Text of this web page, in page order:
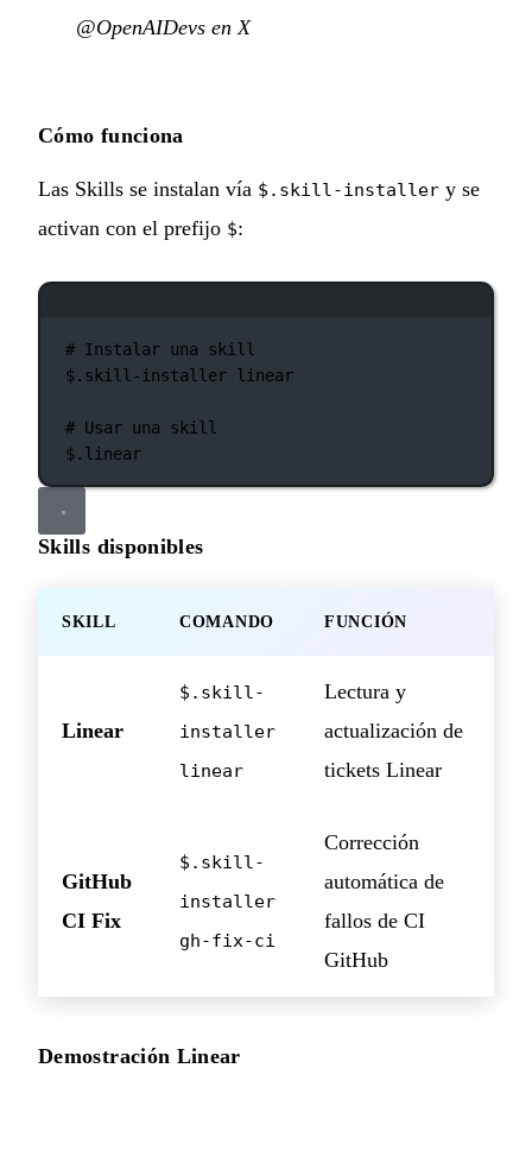
@OpenAIDevs en X
Cómo funciona
Las Skills se instalan vía $.skill-installer y se
activan con el prefijo $:
# Instalar una skill
$.skill-installer linear
# Usar una skill
$.linear
Skills disponibles
SKILL COMANDO FUNCIÓN
Linear
$.skill-
installer
linear
Lectura y
actualización de
tickets Linear
GitHub
CI Fix
$.skill-
installer
gh-fix-ci
Corrección
automática de
fallos de CI
GitHub
Demostración Linear